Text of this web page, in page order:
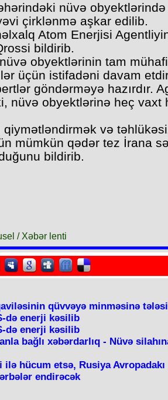
nüvə obyektlərində
çirklənmə aşkar edilib.
Atom Enerjisi
bildirib.
obyektlərinin tam
üçün istifadəni davam
göndərməyə hazırdır.
nüvə obyektlərinə heç vaxt
qiymətləndirmək və
mümkün qədər tez İrana
bildirib.
/ Xəbər lenti
qüvvəyə minməsinə
də enerji kəsilib
də enerji kəsilib
bağlı xəbərdarlıq - Nüvə
ilə hücum etsə, Rusiya Avropadakı
endirəcək